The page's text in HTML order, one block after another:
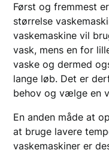
Først og fremmest
størrelse
vaskemaskine vil
vask, mens en for
vaske og dermed
lange løb. Det er
behov og vælge en
En anden måde at
at bruge lavere
vaskemaskiner er